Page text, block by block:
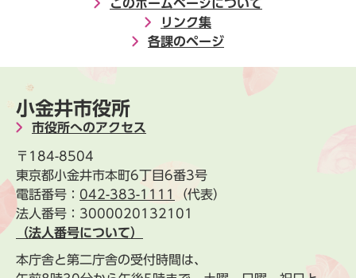
このホームページについて
リンク集
各課のページ
小金井市役所
市役所へのアクセス
〒184-8504
東京都小金井市本町6丁目6番3号
電話番号： 042-383-1111
（代表）
法人番号：3000020132101
（法人番号について）
本庁舎と第二庁舎の受付時間は、